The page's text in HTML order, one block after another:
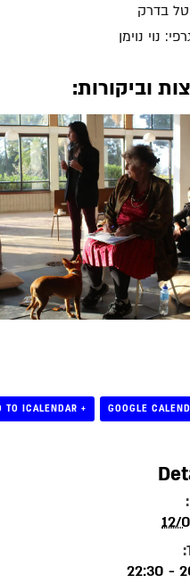
טל בדרק
נוי נוימן
וביקורות:
+ ADD TO ICALENDAR
12/